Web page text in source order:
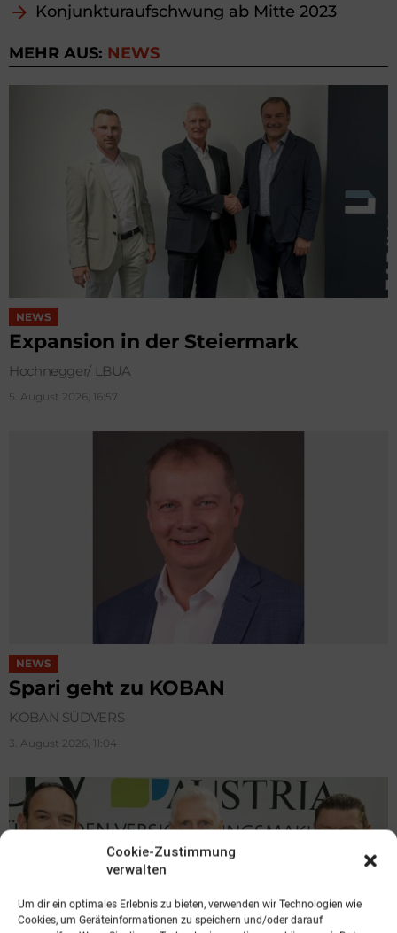
Cookie-Zustimmung
verwalten
Um dir ein optimales Erlebnis zu bieten, verwenden wir Technologien wie
Cookies, um Geräteinformationen zu speichern und/oder darauf
Konjunkturaufschwung ab Mitte 2023
MEHR AUS: NEWS
NEWS
Expansion in der Steiermark
Hochnegger/ LBUA
5. August 2026, 16:57
NEWS
Spari geht zu KOBAN
KOBAN SÜDVERS
3. August 2026, 11:04